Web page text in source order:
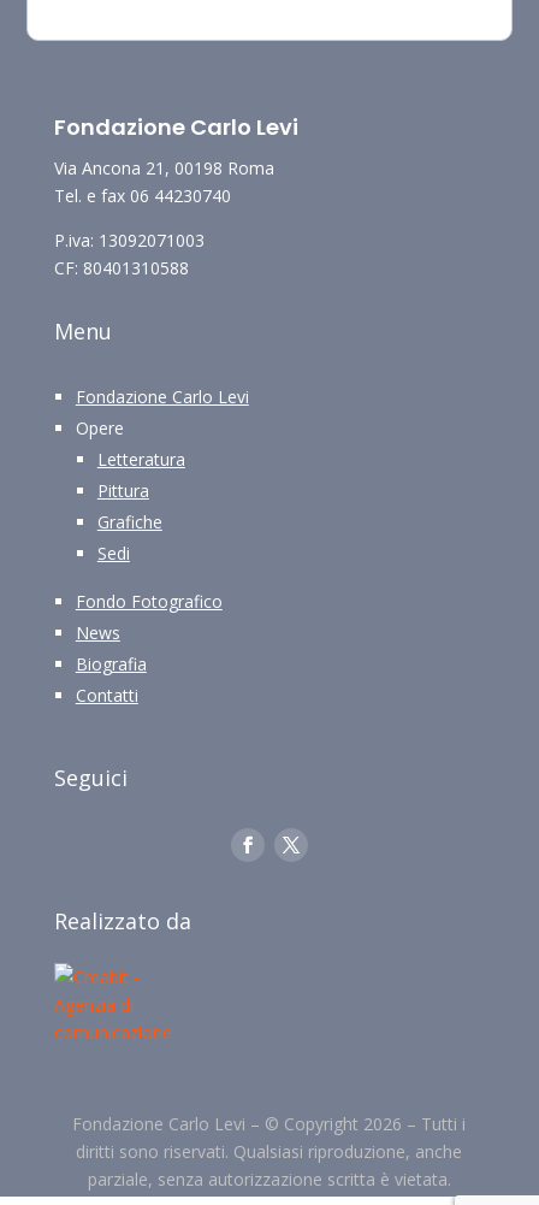
Fondazione Carlo Levi
Via Ancona 21, 00198 Roma
Tel. e fax 06 44230740
P.iva: 13092071003
CF: 80401310588
Menu
Fondazione Carlo Levi
Opere
Letteratura
Pittura
Grafiche
Sedi
Fondo Fotografico
News
Biografia
Contatti
Seguici
Realizzato da
Fondazione Carlo Levi – © Copyright 2026 – Tutti i
diritti sono riservati. Qualsiasi riproduzione, anche
parziale, senza autorizzazione scritta è vietata.